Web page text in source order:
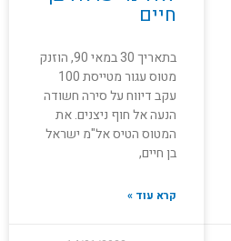
חיים
בתאריך 30 במאי 90, הוזנק
מטוס עגור מטייסת 100
עקב דיווח על סירה חשודה
הנעה אל חוף ניצנים. את
המטוס הטיס אל"מ ישראל
בן חיים,
קרא עוד »